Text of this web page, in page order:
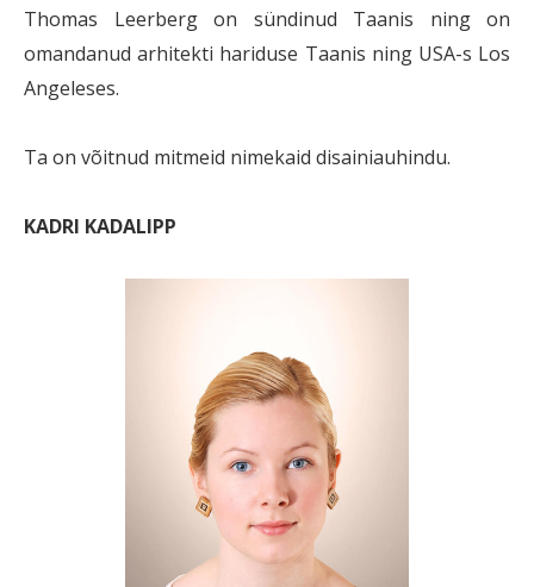
Thomas Leerberg on sündinud Taanis ning on
omandanud arhitekti hariduse Taanis ning USA-s Los
Angeleses.
Ta on võitnud mitmeid nimekaid disainiauhindu.
KADRI KADALIPP